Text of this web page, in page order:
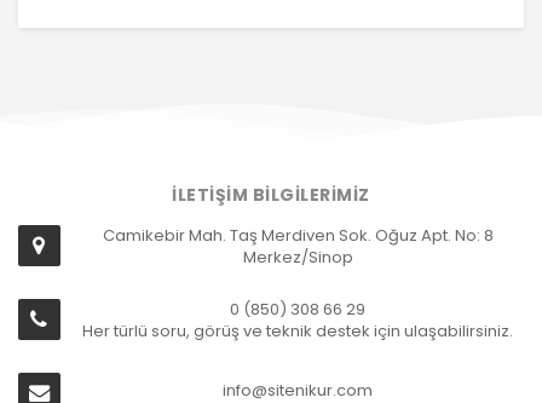
İLETİŞİM BİLGİLERİMİZ
Camikebir Mah. Taş Merdiven Sok. Oğuz Apt. No: 8
Merkez/Sinop
0 (850) 308 66 29
Her türlü soru, görüş ve teknik destek için ulaşabilirsiniz.
info@sitenikur.com